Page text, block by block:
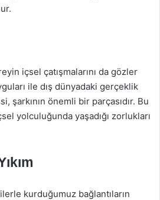
içsel çatışmalarını da gözler
ile dış dünyadaki gerçeklik
şarkının önemli bir parçasıdır. Bu
yolculuğunda yaşadığı zorlukları
kurduğumuz bağlantıların